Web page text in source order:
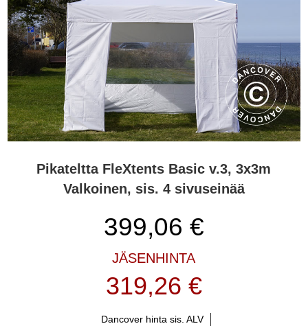
Pikateltta FleXtents Basic v.3, 3x3m
Valkoinen, sis. 4 sivuseinää
399,06 €
JÄSENHINTA
319,26 €
Dancover hinta sis. ALV